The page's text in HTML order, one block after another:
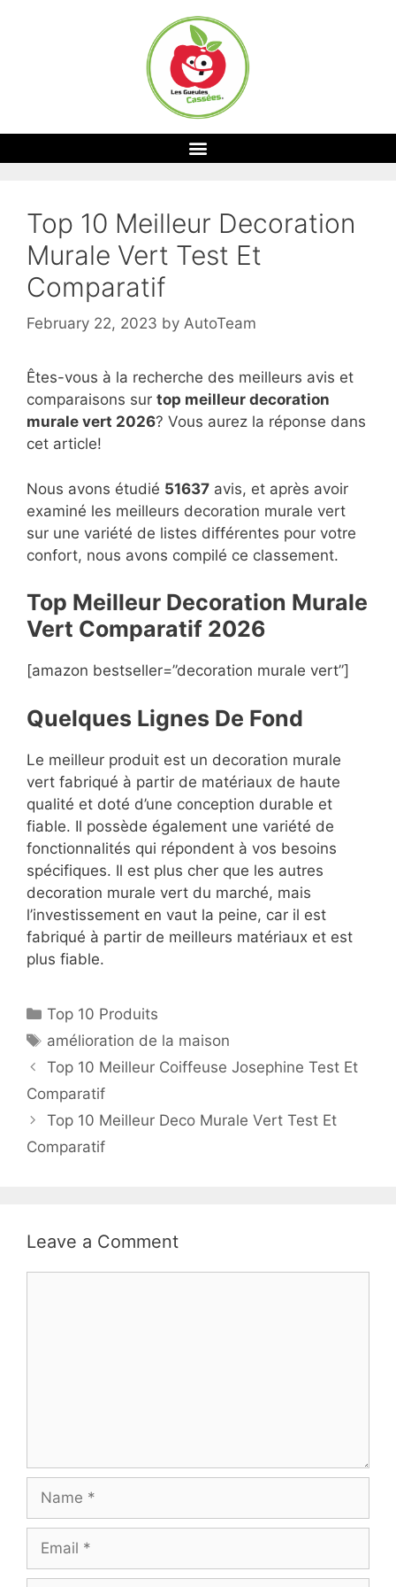
Top 10 Meilleur Decoration
Murale Vert Test Et
Comparatif
February 22, 2023 by AutoTeam
Êtes-vous à la recherche des meilleurs avis et
comparaisons sur top meilleur decoration
murale vert 2026? Vous aurez la réponse dans
cet article!
Nous avons étudié 51637 avis, et après avoir
examiné les meilleurs decoration murale vert
sur une variété de listes différentes pour votre
confort, nous avons compilé ce classement.
Top Meilleur Decoration Murale
Vert Comparatif 2026
[amazon bestseller=”decoration murale vert”]
Quelques Lignes De Fond
Le meilleur produit est un decoration murale
vert fabriqué à partir de matériaux de haute
qualité et doté d’une conception durable et
fiable. Il possède également une variété de
fonctionnalités qui répondent à vos besoins
spécifiques. Il est plus cher que les autres
decoration murale vert du marché, mais
l’investissement en vaut la peine, car il est
fabriqué à partir de meilleurs matériaux et est
plus fiable.
Top 10 Produits
amélioration de la maison
Top 10 Meilleur Coiffeuse Josephine Test Et
Comparatif
Top 10 Meilleur Deco Murale Vert Test Et
Comparatif
Leave a Comment